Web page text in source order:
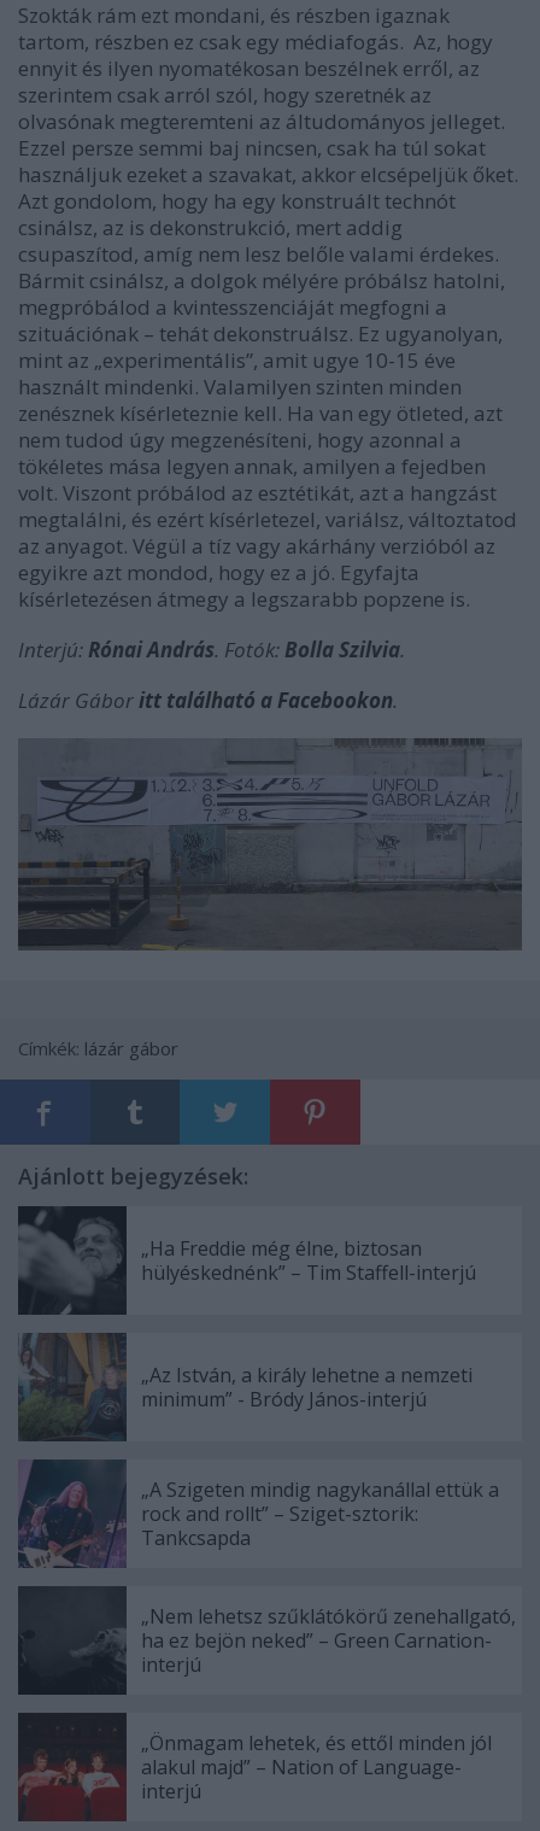
Szokták rám ezt mondani, és részben igaznak
tartom, részben ez csak egy médiafogás. Az, hogy
ennyit és ilyen nyomatékosan beszélnek erről, az
szerintem csak arról szól, hogy szeretnék az
olvasónak megteremteni az áltudományos jelleget.
Ezzel persze semmi baj nincsen, csak ha túl sokat
használjuk ezeket a szavakat, akkor elcsépeljük őket.
Azt gondolom, hogy ha egy konstruált technót
csinálsz, az is dekonstrukció, mert addig
csupaszítod, amíg nem lesz belőle valami érdekes.
Bármit csinálsz, a dolgok mélyére próbálsz hatolni,
megpróbálod a kvintesszenciáját megfogni a
szituációnak – tehát dekonstruálsz. Ez ugyanolyan,
mint az „experimentális”, amit ugye 10-15 éve
használt mindenki. Valamilyen szinten minden
zenésznek kísérleteznie kell. Ha van egy ötleted, azt
nem tudod úgy megzenésíteni, hogy azonnal a
tökéletes mása legyen annak, amilyen a fejedben
volt. Viszont próbálod az esztétikát, azt a hangzást
megtalálni, és ezért kísérletezel, variálsz, változtatod
az anyagot. Végül a tíz vagy akárhány verzióból az
egyikre azt mondod, hogy ez a jó. Egyfajta
kísérletezésen átmegy a legszarabb popzene is.
Interjú:Rónai András. Fotók:Bolla Szilvia.
Lázár Gáboritt található a Facebookon.
Címkék: lázár gábor
Ajánlott bejegyzések:
„Ha Freddie még élne, biztosan
hülyéskednénk” – Tim Staffell-interjú
„Az István, a király lehetne a nemzeti
minimum” - Bródy János-interjú
„A Szigeten mindig nagykanállal ettük a
rock and rollt” – Sziget-sztorik:
Tankcsapda
„Nem lehetsz szűklátókörű zenehallgató,
ha ez bejön neked” – Green Carnation-
interjú
„Önmagam lehetek, és ettől minden jól
alakul majd” – Nation of Language-
interjú